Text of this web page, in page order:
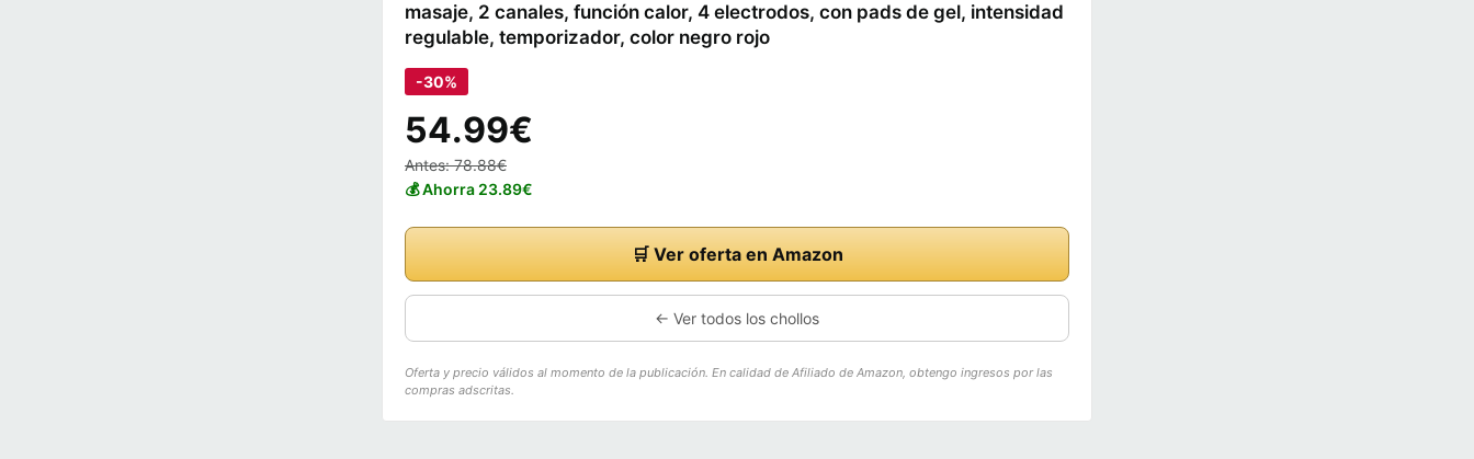
masaje, 2 canales, función calor, 4 electrodos, con pads de gel, intensidad
regulable, temporizador, color negro rojo
-30%
54.99€
Antes: 78.88€
💰 Ahorra 23.89€
🛒 Ver oferta en Amazon
← Ver todos los chollos
Oferta y precio válidos al momento de la publicación. En calidad de Afiliado de Amazon, obtengo ingresos por las
compras adscritas.